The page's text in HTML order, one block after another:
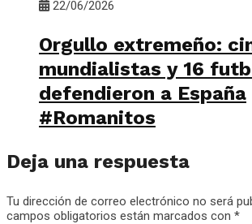
22/06/2026
Orgullo extremeño:
mundialistas y 16
defendieron a España
#Romanitos
Deja una respuesta
Tu dirección de correo electrónico no será
campos obligatorios están marcados con *